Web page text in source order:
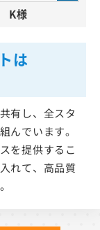
は
有し、全スタ
んでいます。
を提供するこ
れて、高品質
K様